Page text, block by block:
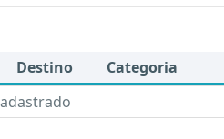
Destino Categoria